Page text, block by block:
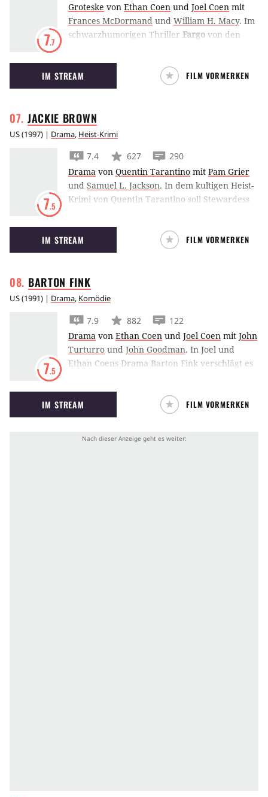
7.7
Groteske von Ethan Coen und Joel Coen mit
Frances McDormand und William H. Macy. Im
schwarzhumorigen Thriller Fargo von den
eigene Frau von zwei idiotischen Gangstern
entführen, um seinen Schwiegervater zu
erpressen. Dafür gab es 1997 zwei Oscars.
IM STREAM FILM VORMERKEN
JACKIE BROWN
US(1997) | Drama, Heist-Krimi
7.5
7.4 627
290
Drama von Quentin Tarantino mit Pam Grier
und Samuel L. Jackson. In dem kultigen Heist-
Krimi von Quentin Tarantino soll Stewardess
Waffenhändler (Samuel L. Jackson) Bargeld
schmuggeln – doch der einfache Plan ist
komplizierter als gedacht.
IM STREAM FILM VORMERKEN
BARTON FINK
US(1991) | Drama, Komödie
7.5
7.9 882
122
Drama von Ethan Coen und Joel Coen mit John
Turturro und John Goodman. In Joel und
Ethan Coens Drama Barton Fink verschlägt es
Hölle Hollywoods. Ob er ihr entkommen kann?
IM STREAM FILM VORMERKEN